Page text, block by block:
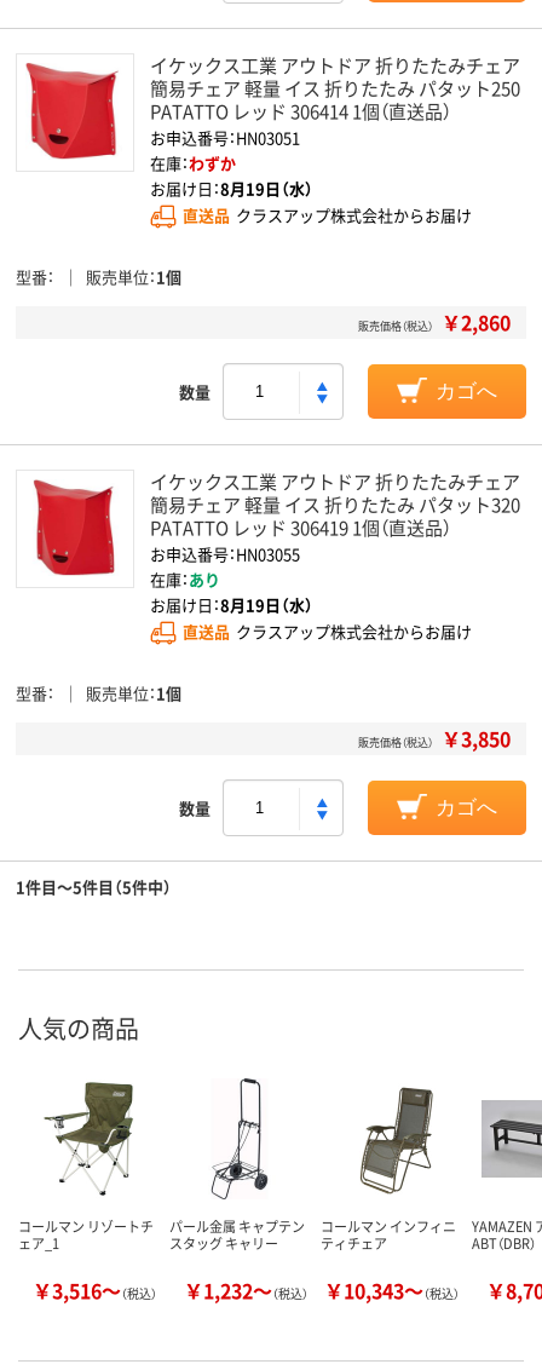
イケックス工業 アウトドア 折りたたみチェア
簡易チェア 軽量 イス 折りたたみ パタット250
PATATTO レッド 306414 1個（直送品）
お申込番号：HN03051
在庫：わずか
お届け日：8月19日（水）
直送品 クラスアップ株式会社からお届け
型番 販売単位 1個
販売価格（税込） ￥2,860
数量 カゴへ
イケックス工業 アウトドア 折りたたみチェア
簡易チェア 軽量 イス 折りたたみ パタット320
PATATTO レッド 306419 1個（直送品）
お申込番号：HN03055
在庫：あり
お届け日：8月19日（水）
直送品 クラスアップ株式会社からお届け
型番 販売単位 1個
販売価格（税込） ￥3,850
数量 カゴへ
1件目～5件目（5件中）
人気の商品
コールマン リゾートチ
ェア_1
￥3,516～（税込）
パール金属 キャプテン
スタッグ キャリー
￥1,232～（税込）
コールマン インフィニ
ティチェア
￥10,343～（税込）
YAMAZEN
ABT（DBR）
￥